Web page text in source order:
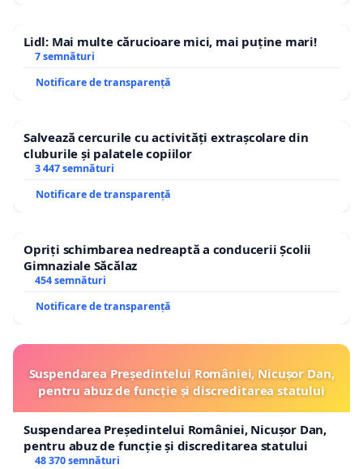
Lidl: Mai multe cărucioare mici, mai puține mari!
7 semnături
Notificare de transparență
Salvează cercurile cu activități extrașcolare din
cluburile și palatele copiilor
3 447 semnături
Notificare de transparență
Opriți schimbarea nedreaptă a conducerii Școlii
Gimnaziale Săcălaz
454 semnături
Notificare de transparență
Suspendarea Președintelui României, Nicușor Dan,
pentru abuz de funcție și discreditarea statului
Suspendarea Președintelui României, Nicușor Dan,
pentru abuz de funcție și discreditarea statului
48 370 semnături